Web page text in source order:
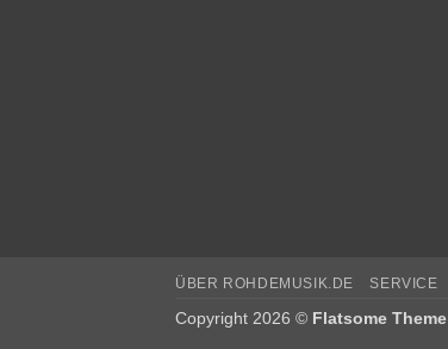
ÜBER ROHDEMUSIK.DE SERVICE
Copyright 2026 © Flatsome Theme